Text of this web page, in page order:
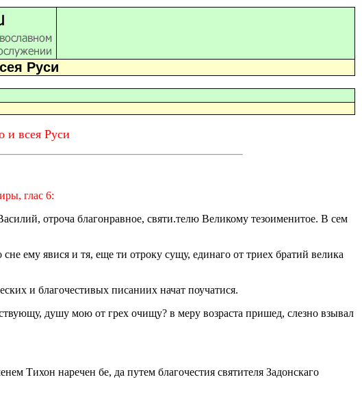
Руси
и всея Руси
глас 6:
отроча благонравное, святи.телю Великому тезоименитое. В сем
ему явися и тя, еще ти отроку сущу, единаго от триех братий велика
и благочестивых писаниих начат поучатися.
душу мою от грех очищу? в меру возраста пришед, слезно взывал
Тихон наречен бе, да путем благочестия святителя Задонскаго